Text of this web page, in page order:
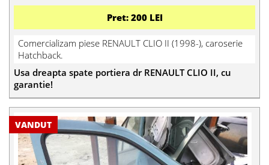
Pret: 200 LEI
Comercializam piese RENAULT CLIO II (1998-), caroserie
Hatchback.
Usa dreapta spate portiera dr RENAULT CLIO II, cu
garantie!